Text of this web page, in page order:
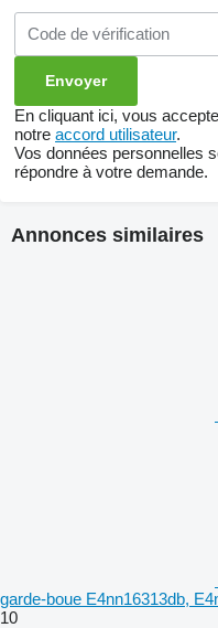
En cliquant ici, vous
notre accord utilisateur.
Vos données personnelles
répondre à votre demande.
Annonces similaires
garde-boue E4nn16313db,
10